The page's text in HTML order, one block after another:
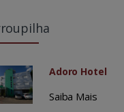
Adoro Hotel
Saiba Mais